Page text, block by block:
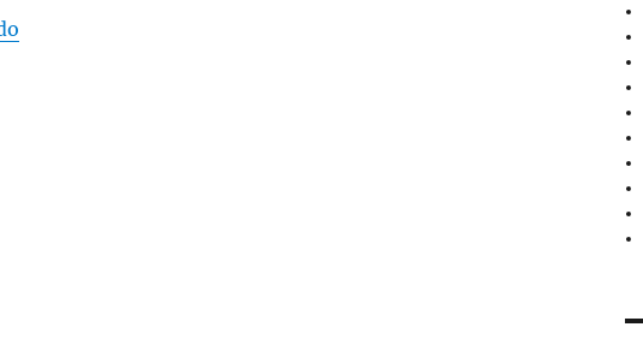
“VCF East 2024 – ¿Qué es y cómo fue mi experiencia?”